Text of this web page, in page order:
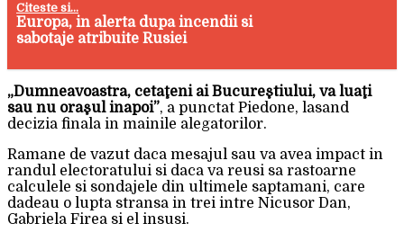
Citeste si...
Europa, in alerta dupa incendii si
sabotaje atribuite Rusiei
„Dumneavoastra, cetaţeni ai Bucureştiului, va luaţi
sau nu oraşul inapoi”, a punctat Piedone, lasand
decizia finala in mainile alegatorilor.
Ramane de vazut daca mesajul sau va avea impact in
randul electoratului si daca va reusi sa rastoarne
calculele si sondajele din ultimele saptamani, care
dadeau o lupta stransa in trei intre Nicusor Dan,
Gabriela Firea si el insusi.